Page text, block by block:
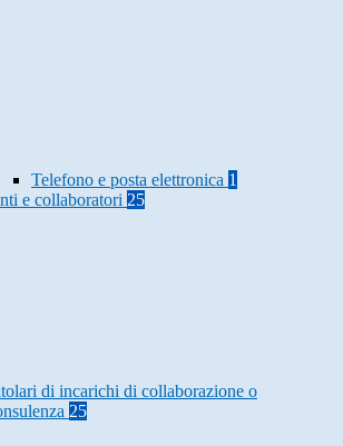
Telefono e posta elettronica 1
e collaboratori 25
di incarichi di collaborazione o
25